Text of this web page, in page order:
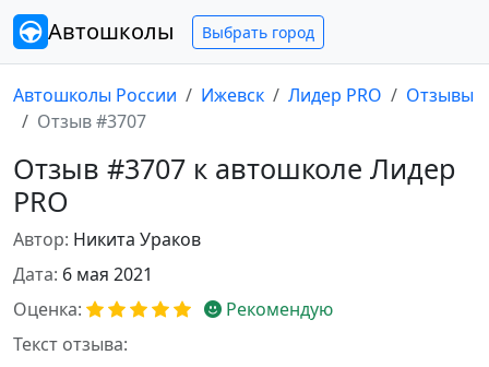
Автошколы Выбрать город
Автошколы России Ижевск Лидер PRO
Отзывы
Отзыв #3707
Отзыв #3707 к автошколе Лидер
PRO
Автор: Никита Ураков
Дата: 6 мая 2021
Оценка:
Рекомендую
Текст отзыва: